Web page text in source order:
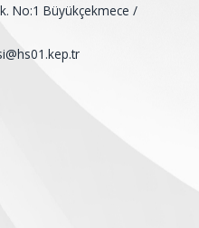
No:1 Büyükçekmece /